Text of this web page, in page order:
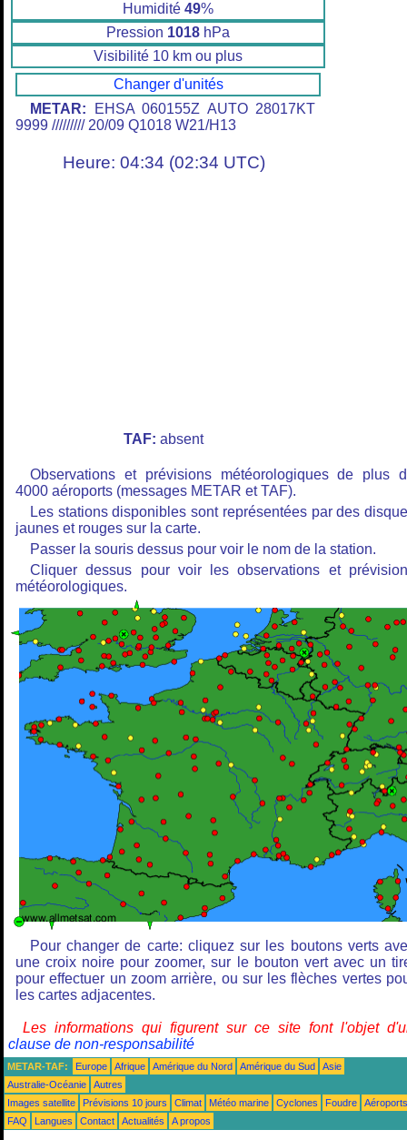
Humidité 49%
Pression 1018 hPa
Visibilité 10 km ou plus
Changer d'unités
METAR: EHSA 060155Z AUTO 28017KT
9999 ///////// 20/09 Q1018 W21/H13
Heure: 04:34 (02:34 UTC)
TAF: absent
Observations et prévisions météorologiques de plus
4000 aéroports (messages METAR et TAF).
Les stations disponibles sont représentées par des
jaunes et rouges sur la carte.
Passer la souris dessus pour voir le nom de la station.
Cliquer dessus pour voir les observations et
météorologiques.
Pour changer de carte: cliquez sur les boutons verts
une croix noire pour zoomer, sur le bouton vert avec un
pour effectuer un zoom arrière, ou sur les flèches vertes
les cartes adjacentes.
Les informations qui figurent sur ce site font l'objet
clause de non-responsabilité
METAR-TAF: Europe Afrique Amérique du Nord Amérique du Sud
Asie
Australie-Océanie
Autres
Images satellite
Prévisions 10 jours Climat Météo marine Cyclones Foudre
Aéroports
FAQ
Langues Contact Actualités A propos